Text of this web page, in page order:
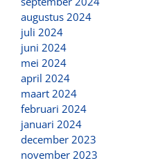
augustus 2024
juli 2024
juni 2024
mei 2024
april 2024
maart 2024
februari 2024
januari 2024
december 2023
november 2023